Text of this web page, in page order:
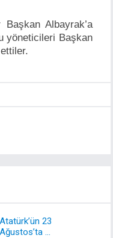
Albayrak’a
yöneticileri Başkan
Atatürk’ün 23
Ağustos’ta ...